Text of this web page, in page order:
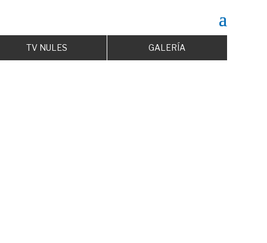
TV NULES GALERÍA